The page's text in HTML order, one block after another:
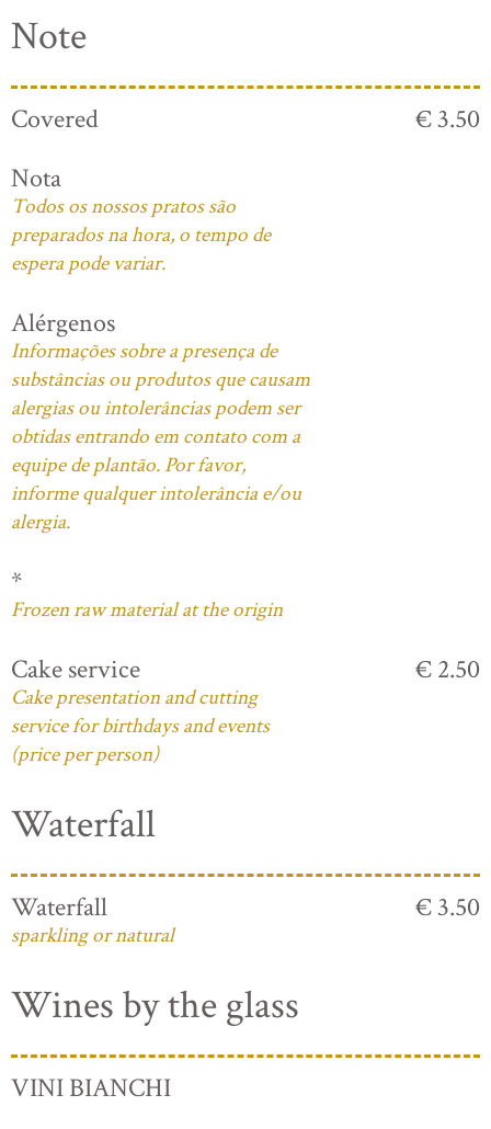
Note
Covered
€ 3.50
Nota
Todos os nossos pratos são
preparados na hora, o tempo de
espera pode variar.
Alérgenos
Informações sobre a presença de
substâncias ou produtos que causam
alergias ou intolerâncias podem ser
obtidas entrando em contato com a
equipe de plantão. Por favor,
informe qualquer intolerância e/ou
alergia.
*
Frozen raw material at the origin
Cake service
Cake presentation and cutting
service for birthdays and events
(price per person)
€ 2.50
Waterfall
Waterfall
sparkling or natural
€ 3.50
Wines by the glass
VINI BIANCHI